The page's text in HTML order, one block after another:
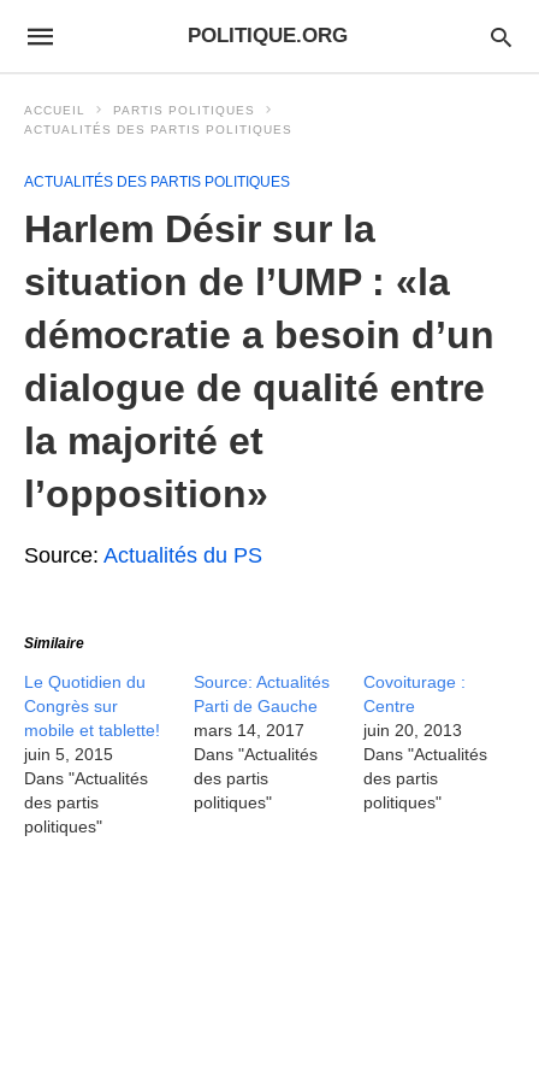
POLITIQUE.ORG
ACCUEIL
PARTIS POLITIQUES
ACTUALITÉS DES PARTIS POLITIQUES
ACTUALITÉS DES PARTIS POLITIQUES
Harlem Désir sur la
situation de l’UMP : «la
démocratie a besoin d’un
dialogue de qualité entre
la majorité et
l’opposition»
Source: Actualités du PS
Similaire
Le Quotidien du
Congrès sur
mobile et tablette!
juin 5, 2015
Dans "Actualités
des partis
politiques"
Source: Actualités
Parti de Gauche
mars 14, 2017
Dans "Actualités
des partis
politiques"
Covoiturage :
Centre
juin 20, 2013
Dans "Actualités
des partis
politiques"